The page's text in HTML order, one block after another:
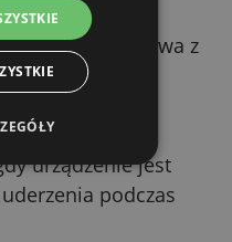
na codzienną
hodowli. Obudowa z
pomaga
ważne przy
urządzenie jest
podczas